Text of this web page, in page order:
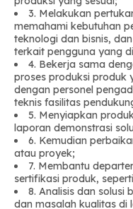
3. Melakukan
memahami kebutuhan
teknologi dan bisnis,
terkait pengguna yang
4. Bekerja sama
proses produksi produk
dengan personel
teknis fasilitas
5. Menyiapkan
laporan demonstrasi
6. Kemudian
atau proyek;
7. Membantu
sertifikasi produk,
8. Analisis dan solusi
dan masalah kualitas